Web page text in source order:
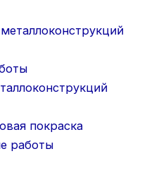
покраска
работы